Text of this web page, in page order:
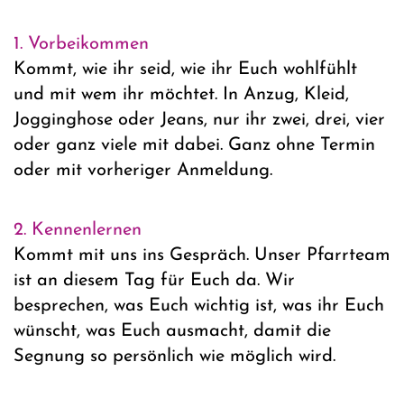
1. Vorbeikommen
Kommt, wie ihr seid, wie ihr Euch wohlfühlt
und mit wem ihr möchtet. In Anzug, Kleid,
Jogginghose oder Jeans, nur ihr zwei, drei, vier
oder ganz viele mit dabei. Ganz ohne Termin
oder mit vorheriger Anmeldung.
2. Kennenlernen
Kommt mit uns ins Gespräch. Unser Pfarrteam
ist an diesem Tag für Euch da. Wir
besprechen, was Euch wichtig ist, was ihr Euch
wünscht, was Euch ausmacht, damit die
Segnung so persönlich wie möglich wird.